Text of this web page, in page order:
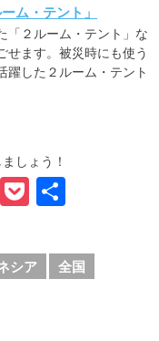
ム・テント」
「２ルーム・テント」な
せます。被災時にも使う
躍した２ルーム・テント
しょう！
H P
ck
et
シア 全国